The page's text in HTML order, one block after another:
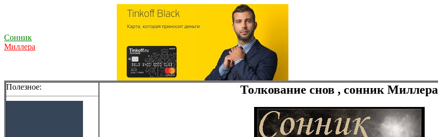
Сонник
Миллера
Полезное: Толкование снов , сонник Миллера